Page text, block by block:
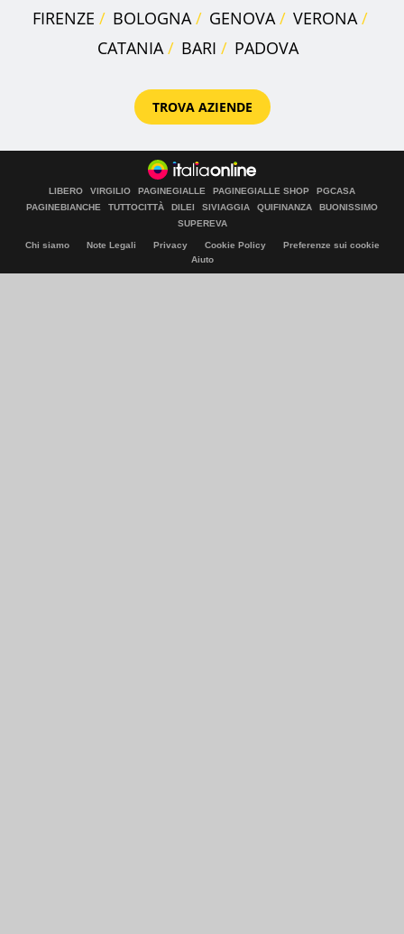
FIRENZE
BOLOGNA GENOVA
VERONA
CATANIA
BARI PADOVA
TROVA AZIENDE
LIBERO VIRGILIO PAGINEGIALLE PAGINEGIALLE SHOP
PGCASA
PAGINEBIANCHE
TUTTOCITTÀ DILEI SIVIAGGIA QUIFINANZA
BUONISSIMO
SUPEREVA
Chi siamo Note Legali Privacy Cookie Policy
Preferenze sui cookie
Aiuto